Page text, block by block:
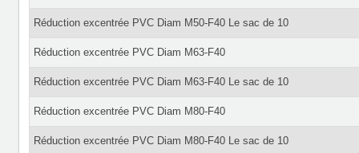
Réduction excentrée PVC Diam M50-F40 Le sac de 10
Réduction excentrée PVC Diam M63-F40
Réduction excentrée PVC Diam M63-F40 Le sac de 10
Réduction excentrée PVC Diam M80-F40
Réduction excentrée PVC Diam M80-F40 Le sac de 10